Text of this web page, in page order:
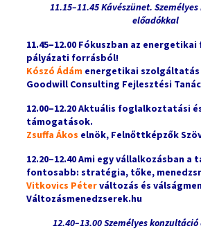
11.15–11.45 Kávészünet.
előadókkal
11.45–12.00 Fókuszban az
pályázati forrásból!
Kószó Ádám energetikai
Goodwill Consulting Fejlesztési
12.00–12.20 Aktuális foglalkoztatási
támogatások.
Zsuffa Ákos elnök, Felnőttképzők
12.20–12.40 Ami egy vállalkozásban
fontosabb: stratégia, tőke,
Vitkovics Péterváltozás és
Változásmenedzserek.hu
12.40–13.00 Személyes